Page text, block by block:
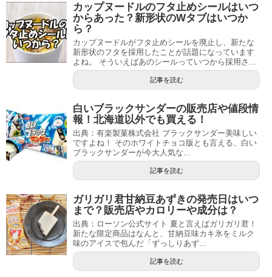
カップヌードルのフタ止めシールはいつ
からあった？新形状のWタブはいつか
ら？
カップヌードルがフタ止めシールを廃止し、新たな
新形状のフタを採用したことが話題になっています
よね。 そういえばあのシールっていつから採用さ...
記事を読む
白いブラックサンダーの販売店や値段情
報！北海道以外でも買える！
出典：有楽製菓株式会社 ブラックサンダー美味しい
ですよね！ そのホワイトチョコ版とも言える、白い
ブラックサンダーが今大人気な...
記事を読む
ガリガリ君甘納豆あずきの発売日はいつ
まで？販売店やカロリーや成分は？
出典：ローソン公式サイト 夏と言えばガリガリ君！
新たな限定商品はなんと、甘納豆味カキ氷をミルク
味のアイスで包んだ「ずっしりあず...
記事を読む